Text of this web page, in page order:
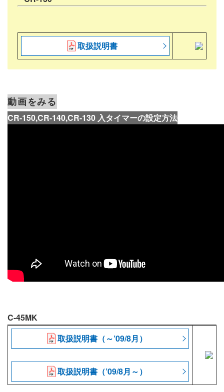
取扱説明書
動画をみる
CR-150,CR-140,CR-130 入タイマーの設定方法
C-45MK
取扱説明書（～’09/8月）
取扱説明書（’09/8月～）